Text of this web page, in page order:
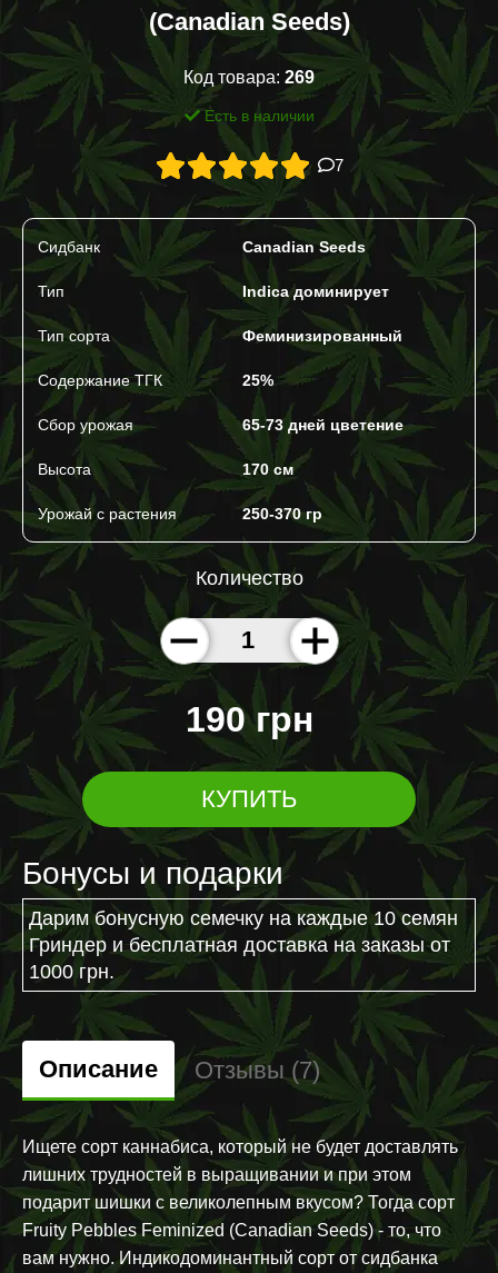
(Canadian Seeds)
Код товара: 269
Есть в наличии
7
Сидбанк Canadian Seeds
Тип Indica доминирует
Тип сорта Феминизированный
Содержание ТГК 25%
Сбор урожая 65-73 дней цветение
Высота 170 cм
Урожай с растения 250-370 гр
Количество
190 грн
КУПИТЬ
Бонусы и подарки
Дарим бонусную семечку на каждые 10 семян
Гриндер и бесплатная доставка на заказы от
1000 грн.
Описание Отзывы (7)
Ищете сорт каннабиса, который не будет доставлять
лишних трудностей в выращивании и при этом
подарит шишки с великолепным вкусом? Тогда сорт
Fruity Pebbles Feminized (Canadian Seeds) - то, что
вам нужно. Индикодоминантный сорт от сидбанка